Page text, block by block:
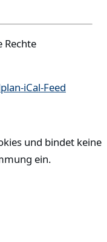
Rechte
iCal-Feed
und bindet keine
ein.